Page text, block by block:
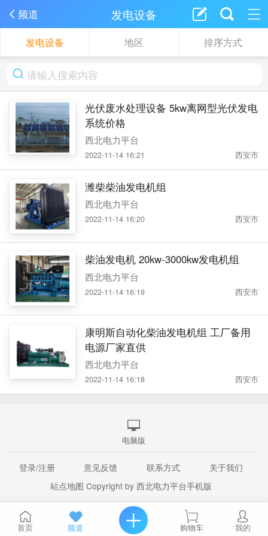
频道 发电设备
发电设备 地区 排序方式
光伏废水处理设备 5kw离网型光伏发电
系统价格
西北电力平台
2022-11-14 16:21 西安市
潍柴柴油发电机组
西北电力平台
2022-11-14 16:20 西安市
柴油发电机 20kw-3000kw发电机组
西北电力平台
2022-11-14 16:19 西安市
康明斯自动化柴油发电机组 工厂备用
电源厂家直供
西北电力平台
2022-11-14 16:18 西安市
电脑版
登录/注册 意见反馈 联系方式
关于我们
站点地图 Copyright by 西北电力平台手机版
首页 频道 购物车 我的